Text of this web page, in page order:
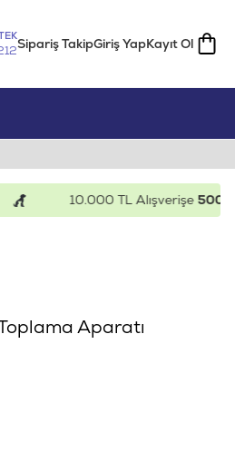
Sipariş TakipGiriş YapKayıt Ol
10.000 TL Alışverişe500 TL
Aparatı